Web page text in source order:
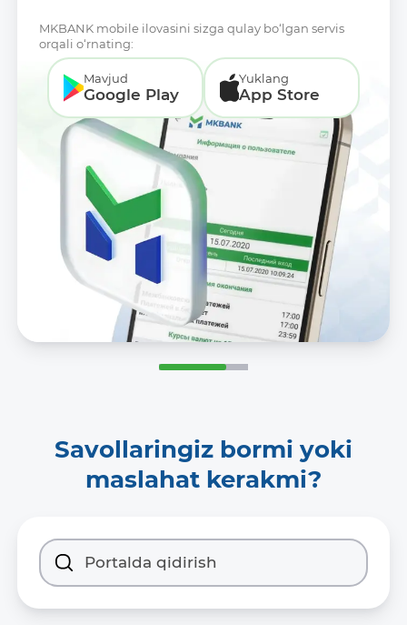
MKBANK mobile ilovasini sizga qulay bo‘lgan servis
orqali o‘rnating:
Mavjud
Google Play
Yuklang
App Store
Savollaringiz bormi yoki
maslahat kerakmi?